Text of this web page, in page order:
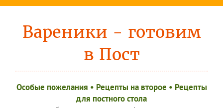
Вареники - готовим
в Пост
Особые пожелания • Рецепты на второе • Рецепты
для постного стола